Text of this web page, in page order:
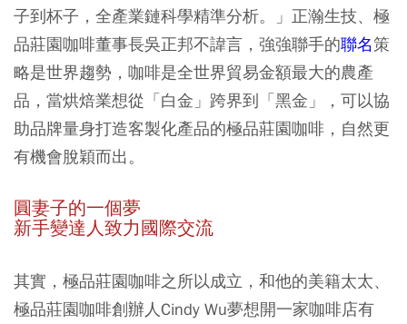
子到杯子，全產業鏈科學精準分析。」正瀚生技、極
品莊園咖啡董事長吳正邦不諱言，強強聯手的聯名策
略是世界趨勢，咖啡是全世界貿易金額最大的農產
品，當烘焙業想從「白金」跨界到「黑金」，可以協
助品牌量身打造客製化產品的極品莊園咖啡，自然更
有機會脫穎而出。
圓妻子的一個夢
新手變達人致力國際交流
其實，極品莊園咖啡之所以成立，和他的美籍太太、
極品莊園咖啡創辦人Cindy Wu夢想開一家咖啡店有